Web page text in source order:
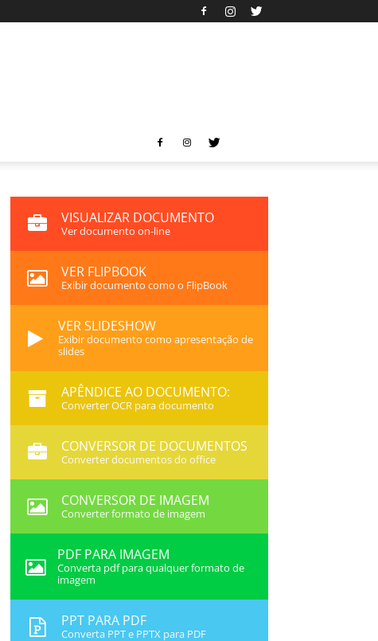
VISUALIZAR DOCUMENTO
Ver documento on-line
VER FLIPBOOK
Exibir documento como o FlipBook
VER SLIDESHOW
Exibir documento como apresentação de
slides
APÊNDICE AO DOCUMENTO:
Converter OCR para documento
CONVERSOR DE DOCUMENTOS
Converter documentos do office
CONVERSOR DE IMAGEM
Converter formato de imagem
PDF PARA IMAGEM
Converta pdf para qualquer formato de
imagem
PPT PARA PDF
Converta PPT e PPTX para PDF